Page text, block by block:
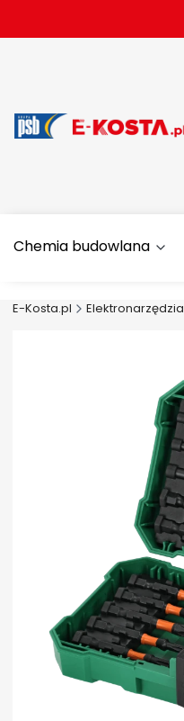
Chemia budowlana
E-Kosta.pl Elektronarzędzia